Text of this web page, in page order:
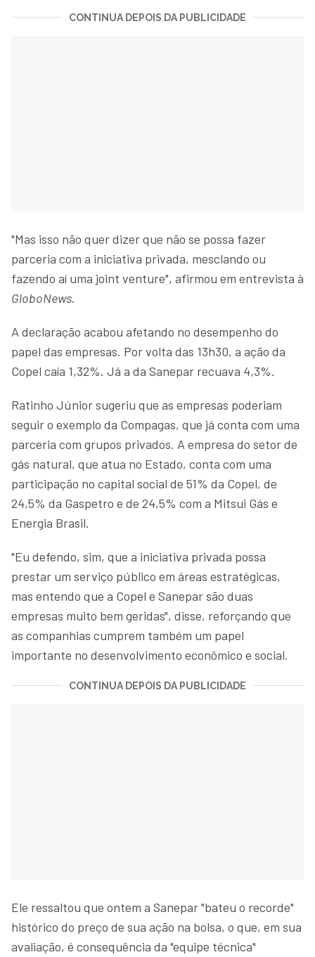
CONTINUA DEPOIS DA PUBLICIDADE
"Mas isso não quer dizer que não se possa fazer
parceria com a iniciativa privada, mesclando ou
fazendo aí uma joint venture", afirmou em entrevista à
GloboNews.
A declaração acabou afetando no desempenho do
papel das empresas. Por volta das 13h30, a ação da
Copel caía 1,32%. Já a da Sanepar recuava 4,3%.
Ratinho Júnior sugeriu que as empresas poderiam
seguir o exemplo da Compagas, que já conta com uma
parceria com grupos privados. A empresa do setor de
gás natural, que atua no Estado, conta com uma
participação no capital social de 51% da Copel, de
24,5% da Gaspetro e de 24,5% com a Mitsui Gás e
Energia Brasil.
"Eu defendo, sim, que a iniciativa privada possa
prestar um serviço público em áreas estratégicas,
mas entendo que a Copel e Sanepar são duas
empresas muito bem geridas", disse, reforçando que
as companhias cumprem também um papel
importante no desenvolvimento econômico e social.
CONTINUA DEPOIS DA PUBLICIDADE
Ele ressaltou que ontem a Sanepar "bateu o recorde"
histórico do preço de sua ação na bolsa, o que, em sua
avaliação, é consequência da "equipe técnica"